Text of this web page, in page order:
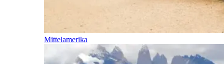
Mittelamerika